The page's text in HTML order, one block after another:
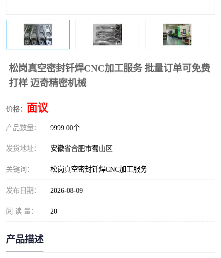
松岗真空密封钎焊CNC加工服务 批量订单可免费
打样 迈奇精密机械
价格： 面议
产品数量： 9999.00个
发货地址： 安徽省合肥市蜀山区
关键词： 松岗真空密封钎焊CNC加工服务
发布日期： 2026-08-09
阅 读 量： 20
产品描述